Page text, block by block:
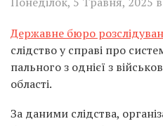
Державне бюро
слідство у справі про
пального з однієї з
області.
За даними слідства,